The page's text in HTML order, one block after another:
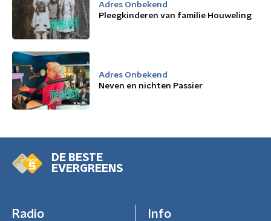
Adres Onbekend
Pleegkinderen van familie Houweling
Adres Onbekend
Neven en nichten Passier
DE BESTE
EVERGREENS
Radio Info